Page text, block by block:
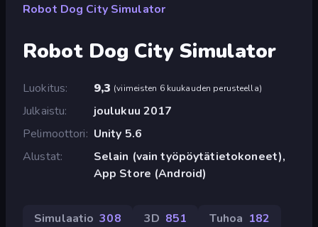
Robot Dog City Simulator
Robot Dog City Simulator
Luokitus 9,3 (viimeisten 6 kuukauden perusteella)
Julkaistu
joulukuu 2017
Pelimoottori
Unity 5.6
Alustat
Selain (vain työpöytätietokoneet),
App Store (Android)
Simulaatio 308 3D 851 Tuhoa 182